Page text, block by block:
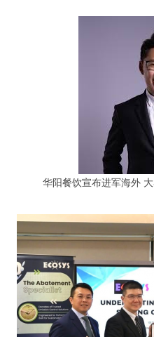
华阳餐饮宣布进军海外